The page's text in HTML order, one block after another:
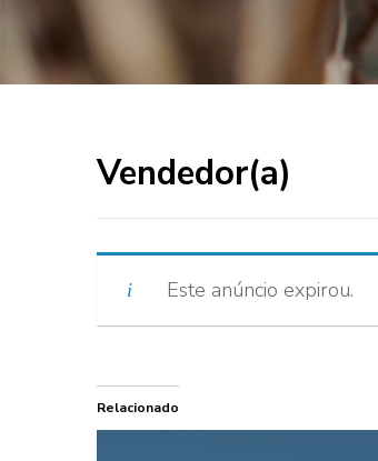
Vendedor(a)
Este anúncio expirou.
Relacionado